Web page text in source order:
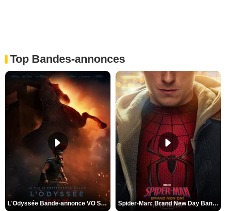
Top Bandes-annonces
L'Odyssée Bande-annonce VO STFR Spider-Man: Brand New Day Bande-annonce VO STFR